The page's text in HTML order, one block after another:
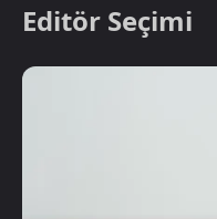
Editör Seçimi